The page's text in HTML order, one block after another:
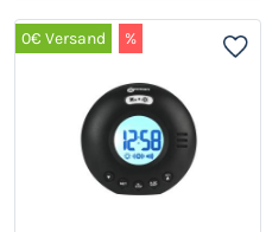
0€ Versand %